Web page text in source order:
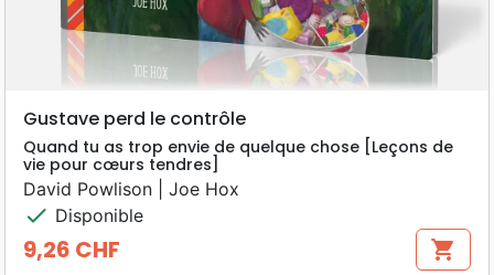
Gustave perd le contrôle
Quand tu as trop envie de quelque chose [Leçons de
vie pour cœurs tendres]
David Powlison | Joe Hox
check Disponible
Prix
9,26 CHF shopping_cart